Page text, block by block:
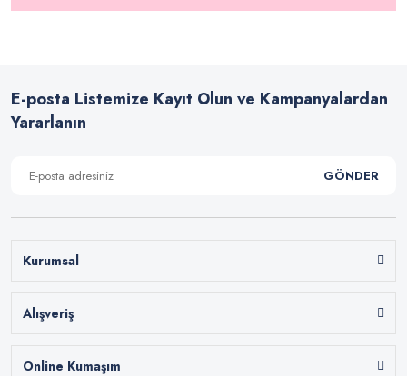
E-posta Listemize Kayıt Olun ve Kampanyalardan
Yararlanın
GÖNDER
Kurumsal
Alışveriş
Online Kumaşım